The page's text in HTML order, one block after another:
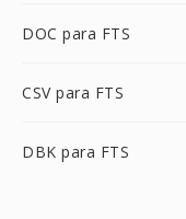
DOC para FTS
CSV para FTS
DBK para FTS